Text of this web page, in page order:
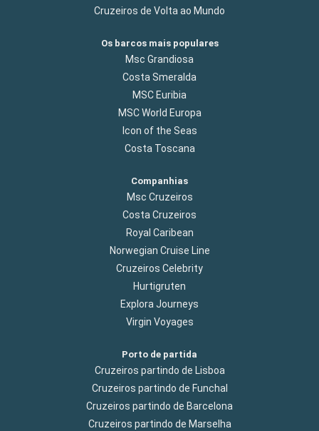
Cruzeiros de Volta ao Mundo
Os barcos mais populares
Msc Grandiosa
Costa Smeralda
MSC Euribia
MSC World Europa
Icon of the Seas
Costa Toscana
Companhias
Msc Cruzeiros
Costa Cruzeiros
Royal Caribean
Norwegian Cruise Line
Cruzeiros Celebrity
Hurtigruten
Explora Journeys
Virgin Voyages
Porto de partida
Cruzeiros partindo de Lisboa
Cruzeiros partindo de Funchal
Cruzeiros partindo de Barcelona
Cruzeiros partindo de Marselha